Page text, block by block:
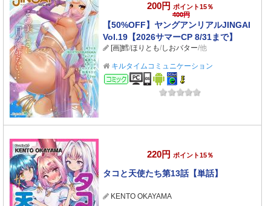
200円 ポイント15％
400円
【50%OFF】ヤングアンリアルJINGAI
Vol.19【2026サマーCP 8/31まで】
[画]鱈/ほりとも/しおバター/他
キルタイムコミュニケーション
コミック
220円 ポイント15％
タコと天使たち第13話【単話】
KENTO OKAYAMA